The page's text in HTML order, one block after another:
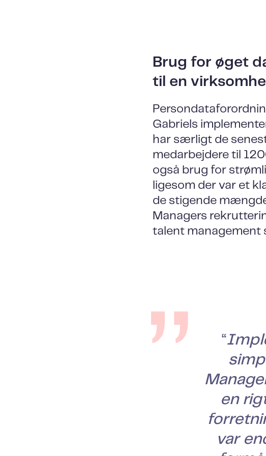
Brug for øget
til en
Gabriels
har særligt de
medarbejdere til
også brug for
ligesom der var et
de stigende
Managers
talent management
“
en
var